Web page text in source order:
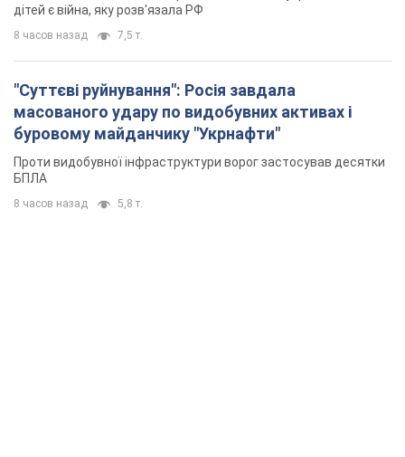
дітей є війна, яку розв'язала РФ
8 часов назад 7,5 т.
"Суттєві руйнування": Росія завдала
масованого удару по видобувних активах і
буровому майданчику "Укрнафти"
Проти видобувної інфраструктури ворог застосував десятки
БПЛА
8 часов назад 5,8 т.